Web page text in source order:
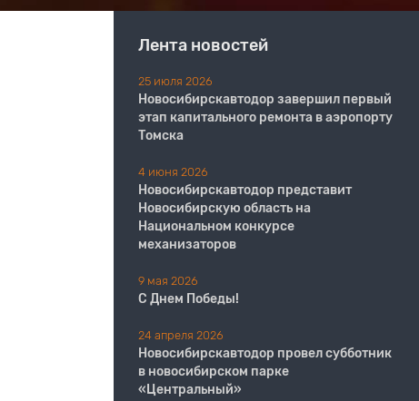
Лента новостей
25 июля 2026
Новосибирскавтодор завершил первый
этап капитального ремонта в аэропорту
Томска
4 июня 2026
Новосибирскавтодор представит
Новосибирскую область на
Национальном конкурсе
механизаторов
9 мая 2026
С Днем Победы!
24 апреля 2026
Новосибирскавтодор провел субботник
в новосибирском парке
«Центральный»